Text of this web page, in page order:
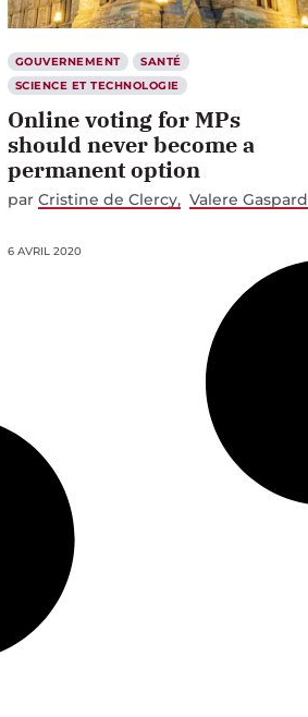
GOUVERNEMENT
SANTÉ
SCIENCE ET TECHNOLOGIE
Online voting for MPs
should never become a
permanent option
par Cristine de Clercy Valere Gaspard
6 AVRIL 2020